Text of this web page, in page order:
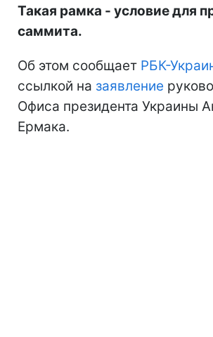
Такая рамка - условие для
саммита.
Об этом сообщает РБК-
ссылкой на заявление
Офиса президента Украины
Ермака.